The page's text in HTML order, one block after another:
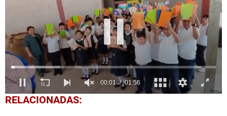
0
seconds
RELACIONADAS: